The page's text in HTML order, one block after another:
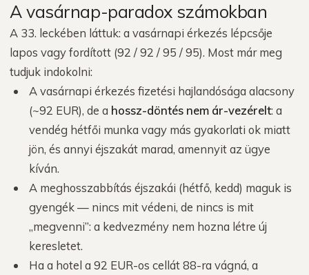
A vasárnap-paradox számokban
A 33. leckében láttuk: a vasárnapi érkezés lépcsője
lapos vagy fordított (92 / 92 / 95 / 95). Most már meg
tudjuk indokolni:
A vasárnapi érkezés fizetési hajlandósága alacsony
(~92 EUR), de a hossz-döntés nem ár-vezérelt: a
vendég hétfői munka vagy más gyakorlati ok miatt
jön, és annyi éjszakát marad, amennyit az ügye
kíván.
A meghosszabbítás éjszakái (hétfő, kedd) maguk is
gyengék — nincs mit védeni, de nincs is mit
„megvenni”: a kedvezmény nem hozna létre új
keresletet.
Ha a hotel a 92 EUR-os cellát 88-ra vágná, a